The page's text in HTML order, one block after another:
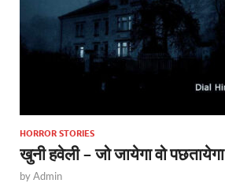
HORROR STORIES
खुनी हवेली – जो जायेगा वो पछतायेगा
byAdmin